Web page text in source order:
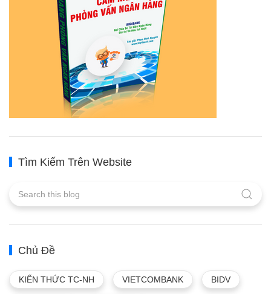
Tìm Kiếm Trên Website
Chủ Đề
KIẾN THỨC TC-NH VIETCOMBANK BIDV